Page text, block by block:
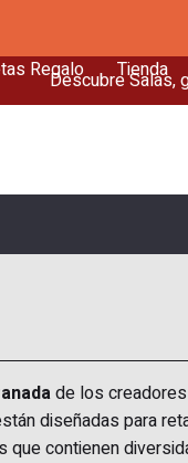
Regalo Tienda
Descubre Salas,
de los
diseñadas para
que contienen